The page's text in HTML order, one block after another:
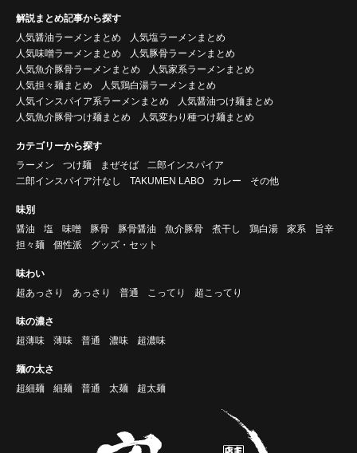
解説まとめ記事から探す
人気醤油ラーメンまとめ
人気塩ラーメンまとめ
人気味噌ラーメンまとめ
人気豚骨ラーメンまとめ
人気魚介豚骨ラーメンまとめ
人気家系ラーメンまとめ
人気担々麺まとめ
人気鶏白湯ラーメンまとめ
人気インスパイア系ラーメンまとめ
人気醤油つけ麺まとめ
人気魚介豚骨つけ麺まとめ
人気変わり種つけ麺まとめ
カテゴリーから探す
ラーメン
つけ麺 まぜそば
二郎インスパイア
二郎インスパイア汁なし
TAKUMEN LABO カレー その他
味別
醤油
塩 味噌 豚骨 豚骨醤油 魚介豚骨 煮干し 鶏白湯 家系
旨辛
担々麺
個性派 グッズ・セット
味わい
超あっさり
あっさり 普通 こってり 超こってり
味の濃さ
超薄味
薄味 普通 濃味 超濃味
麺の太さ
超細麺
細麺 普通 太麺 超太麺